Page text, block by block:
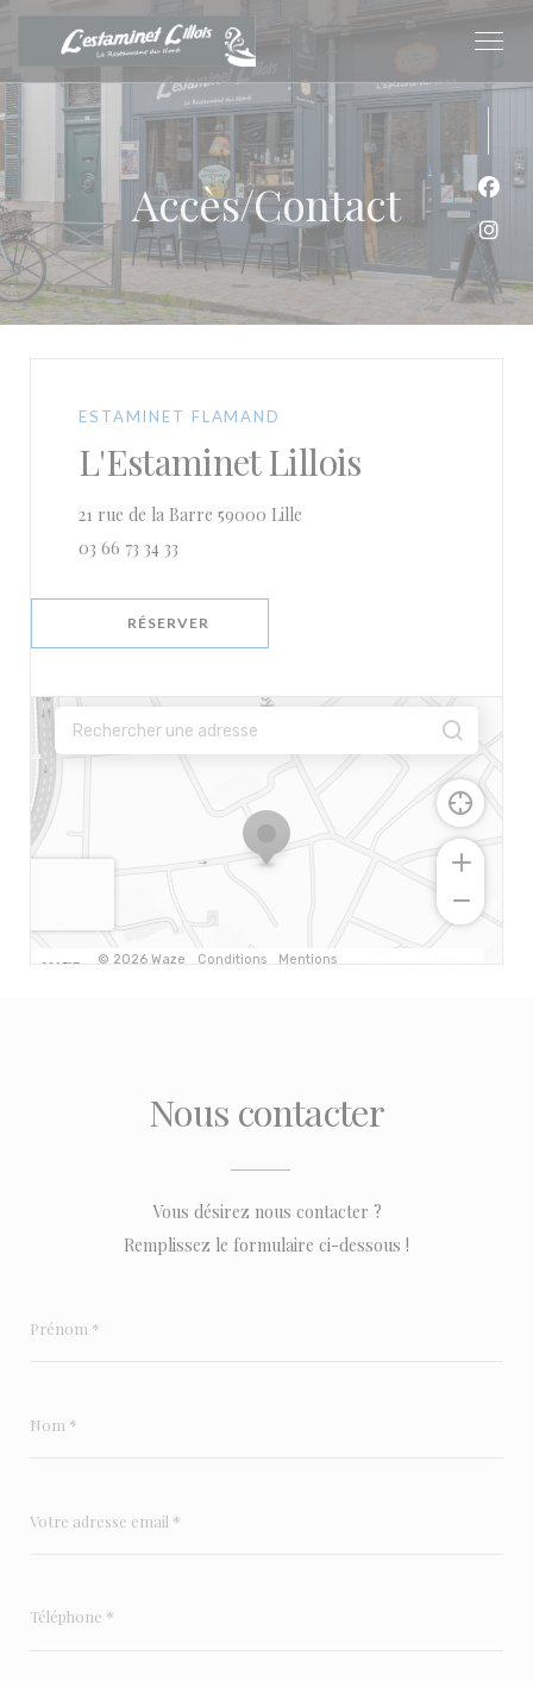
Accès/Contact
ESTAMINET FLAMAND
L'Estaminet Lillois
21 rue de la Barre 59000 Lille
03 66 73 34 33
RÉSERVER
Nous contacter
Vous désirez nous contacter ?
Remplissez le formulaire ci-dessous !